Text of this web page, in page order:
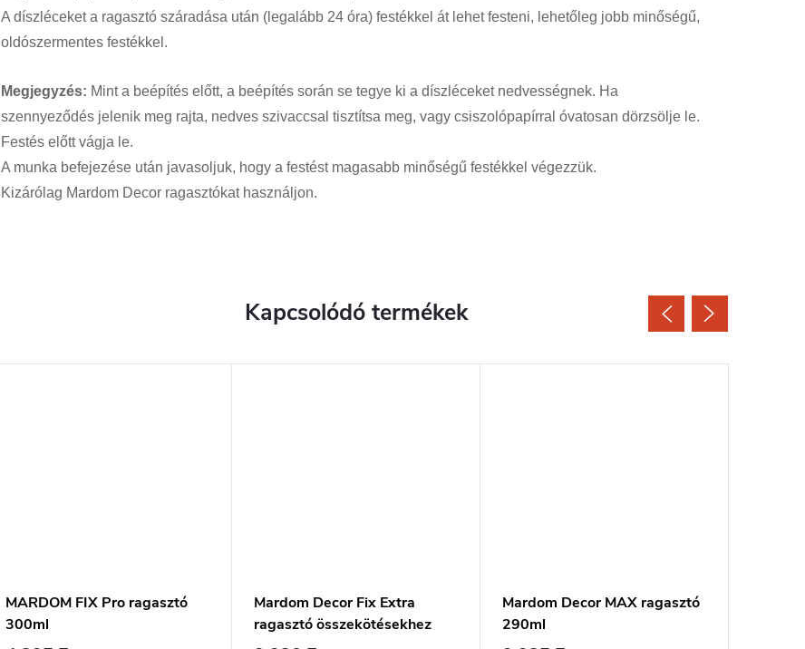
A díszléceket a ragasztó száradása után (legalább 24 óra) festékkel át lehet festeni, lehetőleg jobb minőségű,
oldószermentes festékkel.
Megjegyzés: Mint a beépítés előtt, a beépítés során se tegye ki a díszléceket nedvességnek. Ha
szennyeződés jelenik meg rajta, nedves szivaccsal tisztítsa meg, vagy csiszolópapírral óvatosan dörzsölje le.
Festés előtt vágja le.
A munka befejezése után javasoljuk, hogy a festést magasabb minőségű festékkel végezzük.
Kizárólag Mardom Decor ragasztókat használjon.
Kapcsolódó termékek
MARDOM FIX Pro ragasztó
300ml
Mardom Decor Fix Extra
ragasztó összekötésekhez
Mardom Decor MAX ragasztó
290ml